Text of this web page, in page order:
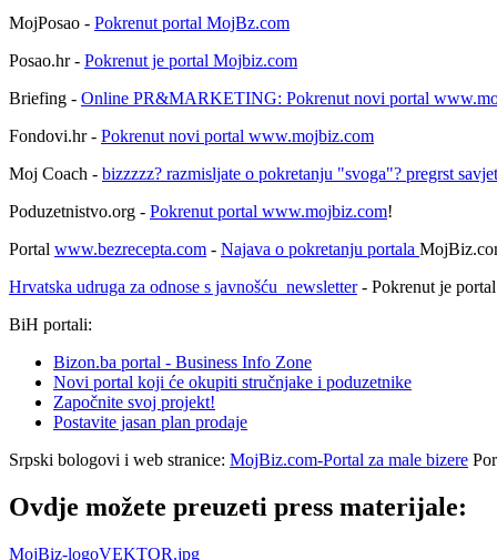
MojPosao - Pokrenut portal MojBz.com
Posao.hr - Pokrenut je portal Mojbiz.com
Briefing - Online PR&MARKETING: Pokrenut novi portal
Fondovi.hr - Pokrenut novi portal www.mojbiz.com
Moj Coach - bizzzzz? razmisljate o pokretanju "svoga"? pregrst
Poduzetnistvo.org - Pokrenut portal www.mojbiz.com!
Portal www.bezrecepta.com - Najava o pokretanju portala
Hrvatska udruga za odnose s javnošću newsletter- Pokrenut je
BiH portali:
Bizon.ba portal - Business Info Zone
Novi portal koji će okupiti stručnjake i poduzetnike
Započnite svoj projekt!
Postavite jasan plan prodaje
Srpski bologovi i web stranice: MojBiz.com-Portal za male bizere
Ovdje možete preuzeti press materijale:
MojBiz-logoVEKTOR.jpg